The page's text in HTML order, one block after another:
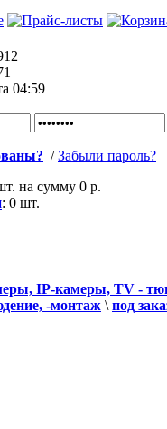
04:59
/Забыли пароль?
на сумму 0 р.
: 0 шт.
IP-камеры, TV -
-монтаж \под